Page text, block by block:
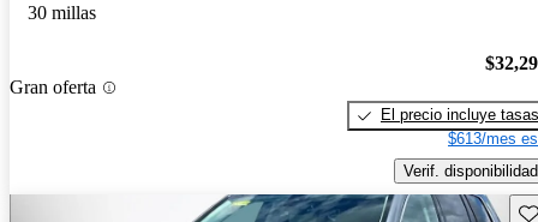
30 millas
Gran oferta
El precio incluye tasas
$613/mes
Verif. disponibilidad